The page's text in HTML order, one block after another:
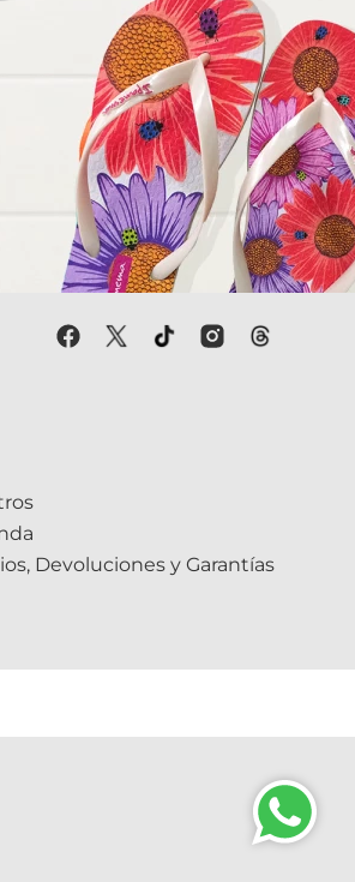
Devoluciones y Garantías